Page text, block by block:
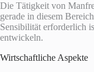
Die Tätigkeit von
gerade in diesem
Sensibilität erforderlich
entwickeln.
Wirtschaftliche Aspekte